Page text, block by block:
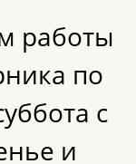
работы
по
с
и